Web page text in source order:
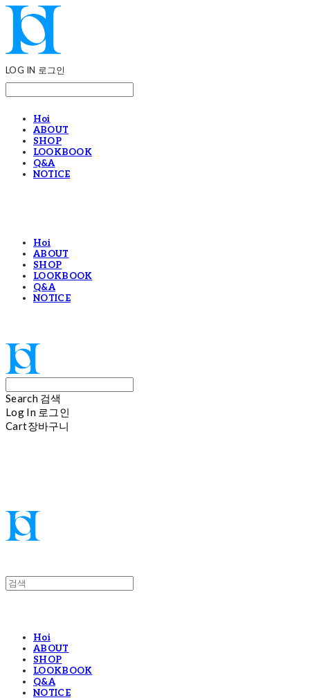
LOG IN 로그인
Hoi
ABOUT
SHOP
LOOKBOOK
Q&A
NOTICE
Hoi
ABOUT
SHOP
LOOKBOOK
Q&A
NOTICE
Search 검색
Log In 로그인
Cart장바구니
Hoi
ABOUT
SHOP
LOOKBOOK
Q&A
NOTICE